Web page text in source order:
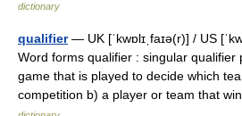
dictionary
qualifier— UK [ˈkwɒlɪˌfaɪə(r)] / US
Word forms qualifier : singular qualifier
game that is played to decide which
competition b) a player or team that